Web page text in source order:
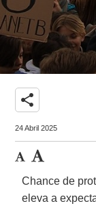
share
24 Abril 2025
Chance de
eleva a